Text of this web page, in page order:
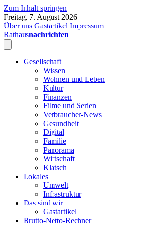
Zum Inhalt springen
Freitag, 7. August 2026
Über uns Gastartikel Impressum
Rathausnachrichten
Gesellschaft
Wissen
Wohnen und Leben
Kultur
Finanzen
Filme und Serien
Verbraucher-News
Gesundheit
Digital
Familie
Panorama
Wirtschaft
Klatsch
Lokales
Umwelt
Infrastruktur
Das sind wir
Gastartikel
Brutto-Netto-Rechner